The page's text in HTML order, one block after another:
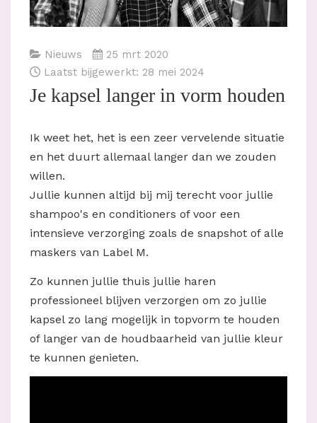
Nieuws
25 mrt 2020
Laatst bijgewerkt: 28 mei 2024
Je kapsel langer in vorm houden
Ik weet het, het is een zeer vervelende situatie
en het duurt allemaal langer dan we zouden
willen.
Jullie kunnen altijd bij mij terecht voor jullie
shampoo's en conditioners of voor een
intensieve verzorging zoals de snapshot of alle
maskers van Label M.
Zo kunnen jullie thuis jullie haren
professioneel blijven verzorgen om zo jullie
kapsel zo lang mogelijk in topvorm te houden
of langer van de houdbaarheid van jullie kleur
te kunnen genieten.